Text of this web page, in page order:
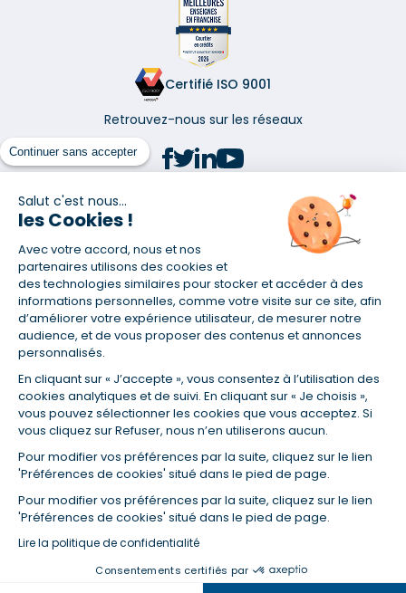
Continuer sans accepter
Salut c'est nous...
les Cookies !
Avec votre accord, nous et nos
partenaires utilisons des cookies et
des technologies similaires pour stocker et accéder à des
informations personnelles, comme votre visite sur ce site, afin
d’améliorer votre expérience utilisateur, de mesurer notre
audience, et de vous proposer des contenus et annonces
personnalisés.
En cliquant sur « J’accepte », vous consentez à l’utilisation des
cookies analytiques et de suivi. En cliquant sur « Je choisis »,
vous pouvez sélectionner les cookies que vous acceptez. Si
vous cliquez sur Refuser, nous n’en utiliserons aucun.
Pour modifier vos préférences par la suite, cliquez sur le lien
'Préférences de cookies' situé dans le pied de page.
Pour modifier vos préférences par la suite, cliquez sur le lien
'Préférences de cookies' situé dans le pied de page.
Lire la politique de confidentialité
Consentements certifiés par
Certifié ISO 9001
Retrouvez-nous sur les réseaux
(1) Taux fixe national hors assurance et selon votre profil
(2) Économie de 65 % pour l'assurance d'un prêt amortissable de 330
457,23 € à 0,90 % sur 19,5 ans, accordé à un salarié non cadre assuré à
100 % (décès, PTIA, IPP, ITT, IPP) âgé de 36 ans fumeur et une personne
salariée non cadre assurée à 100 % (décès, PTIA, IPP, ITT, IPP) âgée de 35
ans et non-fumeur, tous deux sans risque médical connu. Au
14/07/2019, coût de l'assurance proposée par la banque 179,08 €/mois
en moyenne contre 64,60 €/mois en moyenne au 14/07/2022 avec
Empruntis.com (TAEA : 0,44 %, coût total de l'assurance : 15 117,65 €).
(3) Taux minimum pour un crédit consommation d'un montant fixé entre
5 000 et 20 000 euros, selon profil et durée.
(4) La diminution du montant des mensualités entraîne l'allongement
de la durée de remboursement ainsi que la hausse du coût total du
(5) Banques de réseau, mutualistes, spécialisées, directions
régionales, organismes de crédit selon votre profil et votre demande.
Mutuelles, compagnies et courtiers d'assurances. Selon votre profil et
votre demande.
régionales, organismes de crédit, selon votre profil et votre demande.